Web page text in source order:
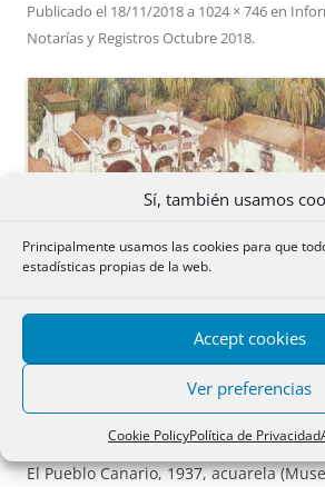
Sí, también usamos
Principalmente usamos las cookies para que
estadísticas propias de la web.
Accept cookies
Ver preferencias
Cookie PolicyPolítica de Privacidad
Publicado el 18/11/2018a 1024 × 746en
Notarías y Registros Octubre 2018.
El Pueblo Canario, 1937, acuarela